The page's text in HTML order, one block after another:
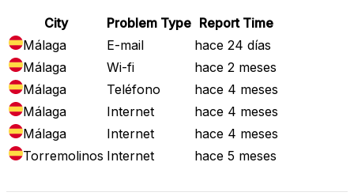
City Problem Type Report Time
Málaga
E-mail
hace 24 días
Málaga
Wi-fi
hace 2 meses
Málaga
Teléfono
hace 4 meses
Málaga
Internet
hace 4 meses
Málaga
Internet
hace 4 meses
Torremolinos Internet hace 5 meses